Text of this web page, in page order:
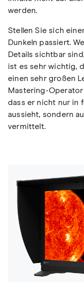
werden.
Stellen Sie sich
Dunkeln passiert.
Details sichtbar
ist es sehr wichtig,
einen sehr großen
Mastering-
dass er nicht nur in
aussieht, sondern
vermittelt.